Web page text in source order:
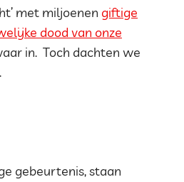
met miljoenen giftige
dood van onze
in. Toch dachten we
gebeurtenis, staan